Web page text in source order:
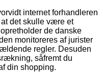
internet forhandleren
det skulle være et
de danske
monitoreres af jurister
regler. Desuden
såfremt du
din shopping.